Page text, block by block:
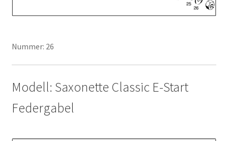
Nummer: 26
Modell: Saxonette Classic E-Start
Federgabel